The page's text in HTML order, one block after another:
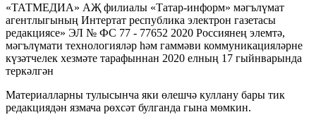
«ТАТМЕДИА» АҖ филиалы «Татар-информ» мәгълүмат
агентлыгының Интертат республика электрон газетасы
редакциясе» ЭЛ № ФС 77 - 77652 2020 Россиянең элемтә,
мәгълүмати технологияләр һәм гаммәви коммуникацияләрне
күзәтчелек хезмәте тарафыннан 2020 елның 17 гыйнварында
теркәлгән
Материалларны тулысынча яки өлешчә куллану бары тик
редакциядән язмача рөхсәт булганда гына мөмкин.